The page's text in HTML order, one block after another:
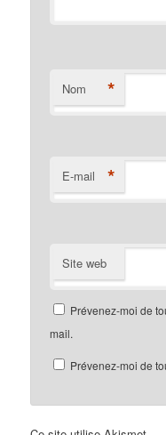
Nom *
E-mail *
Site web
Prévenez-moi de
mail.
Prévenez-moi de